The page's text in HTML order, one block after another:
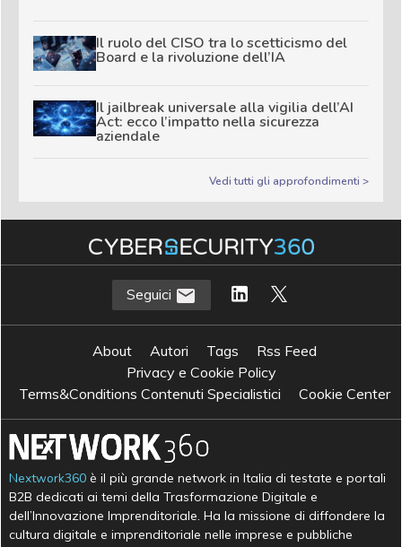
Il ruolo del CISO tra lo scetticismo del
Board e la rivoluzione dell’IA
Il jailbreak universale alla vigilia dell’AI
Act: ecco l’impatto nella sicurezza
aziendale
Vedi tutti gli approfondimenti >
Seguici
About Autori Tags
Rss Feed
Privacy e Cookie Policy
Terms&Conditions Contenuti Specialistici
Cookie Center
Nextwork360 è il più grande network in Italia di testate e portali
B2B dedicati ai temi della Trasformazione Digitale e
dell’Innovazione Imprenditoriale. Ha la missione di diffondere la
cultura digitale e imprenditoriale nelle imprese e pubbliche